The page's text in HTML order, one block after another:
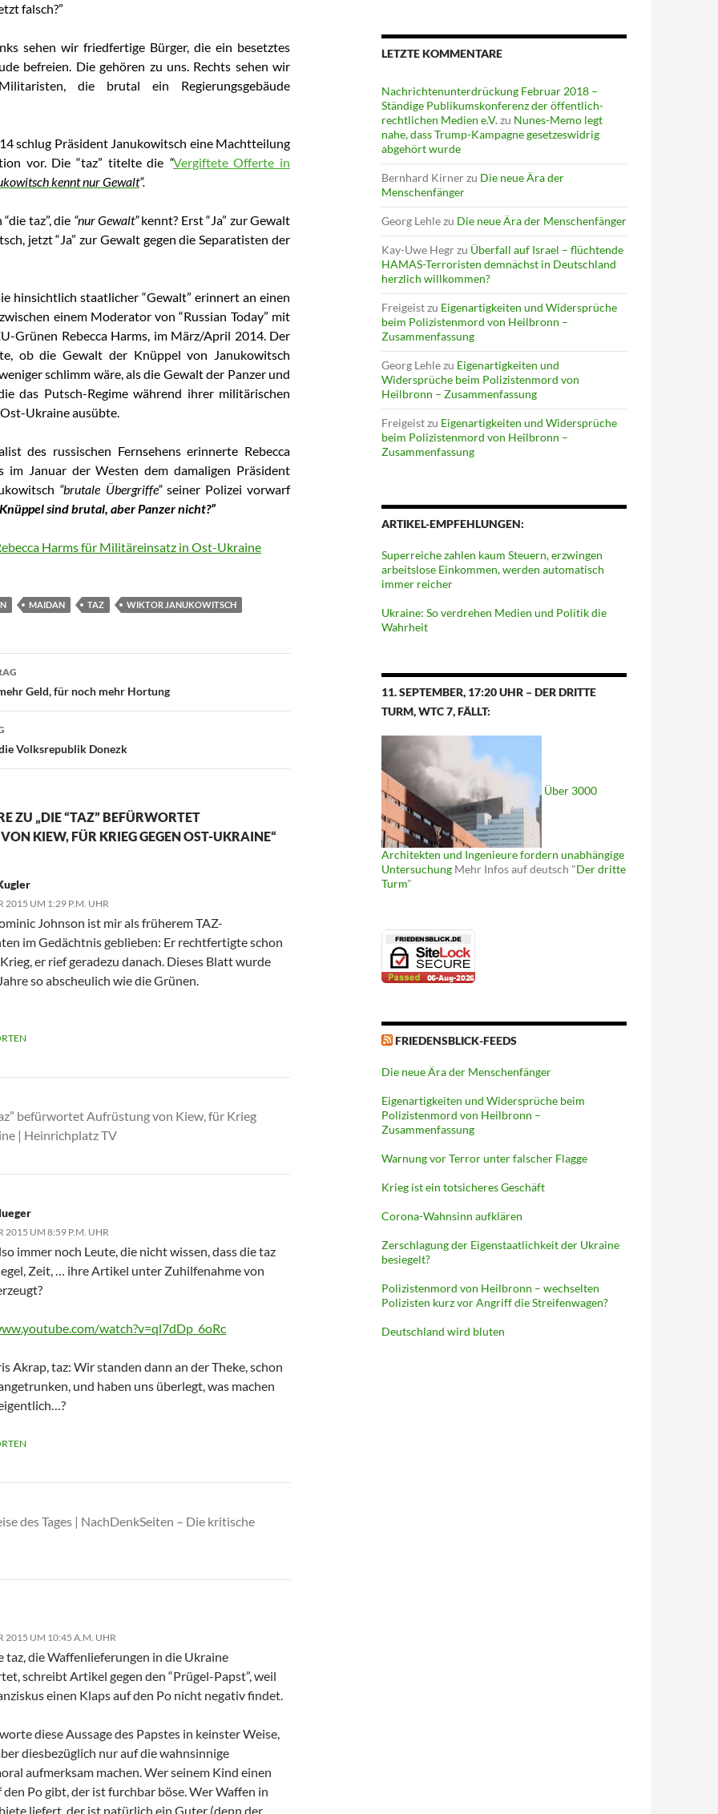
falsch?”
sehen wir friedfertige Bürger, die ein besetztes
befreien. Die gehören zu uns. Rechts sehen wir
die brutal ein Regierungsgebäude
schlug Präsident Janukowitsch eine Machtteilung
vor. Die “taz” titelte die “Vergiftete Offerte in
kennt nur Gewalt“.
taz”, die “nur Gewalt”kennt? Erst “Ja” zur Gewalt
jetzt “Ja” zur Gewalt gegen die Separatisten der
hinsichtlich staatlicher “Gewalt” erinnert an einen
einem Moderator von “Russian Today” mit
Grünen Rebecca Harms, im März/April 2014. Der
ob die Gewalt der Knüppel von Janukowitsch
schlimm wäre, als die Gewalt der Panzer und
das Putsch-Regimewährend ihrer militärischen
Ukraine ausübte.
des russischen Fernsehens erinnerte Rebecca
im Januar der Westen dem damaligen Präsident
“brutale Übergriffe”seiner Polizei vorwarf
sind brutal, aber Panzer nicht?”
Harms für Militäreinsatz in Ost-Ukraine
MAIDAN TAZ WIKTOR JANUKOWITSCH
Geld, für noch mehr Hortung
Volksrepublik Donezk
ZU „DIE “TAZ” BEFÜRWORTET
KIEW, FÜR KRIEG GEGEN OST-UKRAINE“
2015 UM 1:29 P.M. UHR
Johnson ist mir als früherem TAZ-
im Gedächtnis geblieben: Er rechtfertigte schon
er rief geradezu danach. Dieses Blatt wurde
so abscheulich wie die Grünen.
befürwortet Aufrüstung von Kiew, für Krieg
| Heinrichplatz TV
2015 UM 8:59 P.M. UHR
immer noch Leute, die nicht wissen, dass die taz
Zeit, … ihre Artikel unter Zuhilfenahme von
watch?v=ql7dDp_6oRc
Akrap, taz: Wir standen dann an der Theke, schon
und haben uns überlegt, was machen
des Tages | NachDenkSeiten – Die kritische
2015 UM 10:45 A.M. UHR
taz, die Waffenlieferungen in die Ukraine
schreibt Artikel gegen den “Prügel-Papst”, weil
einen Klaps auf den Po nicht negativ findet.
diese Aussage des Papstes in keinster Weise,
diesbezüglich nur auf die wahnsinnige
aufmerksam machen. Wer seinem Kind einen
den Po gibt, der ist furchbar böse. Wer Waffen in
liefert, der ist natürlich ein Guter (denn der
LETZTE KOMMENTARE
Nachrichtenunterdrückung Februar 2018 –
Ständige Publikumskonferenz der öffentlich-
rechtlichen Medien e.V.zu Nunes-Memo legt
nahe, dass Trump-Kampagne gesetzeswidrig
abgehört wurde
Bernhard Kirnerzu Die neue Ära der
Menschenfänger
Georg Lehlezu Die neue Ära der Menschenfänger
Kay-Uwe Hegrzu Überfall auf Israel – flüchtende
HAMAS-Terroristen demnächst in Deutschland
herzlich willkommen?
Freigeistzu Eigenartigkeiten und Widersprüche
beim Polizistenmord von Heilbronn –
Zusammenfassung
Georg Lehlezu Eigenartigkeiten und
Widersprüche beim Polizistenmord von
Heilbronn – Zusammenfassung
Freigeistzu Eigenartigkeiten und Widersprüche
beim Polizistenmord von Heilbronn –
Zusammenfassung
ARTIKEL-EMPFEHLUNGEN:
Superreiche zahlen kaum Steuern, erzwingen
arbeitslose Einkommen, werden automatisch
immer reicher
Ukraine: So verdrehen Medien und Politik die
Wahrheit
11. SEPTEMBER, 17:20 UHR – DER DRITTE
TURM, WTC 7, FÄLLT:
Über 3000
Architekten und Ingenieure fordern unabhängige
Untersuchung Mehr Infos auf deutsch "Der dritte
Turm"
FRIEDENSBLICK-FEEDS
Die neue Ära der Menschenfänger
Eigenartigkeiten und Widersprüche beim
Polizistenmord von Heilbronn –
Zusammenfassung
Warnung vor Terror unter falscher Flagge
Krieg ist ein totsicheres Geschäft
Corona-Wahnsinn aufklären
Zerschlagung der Eigenstaatlichkeit der Ukraine
besiegelt?
Polizistenmord von Heilbronn – wechselten
Polizisten kurz vor Angriff die Streifenwagen?
Deutschland wird bluten